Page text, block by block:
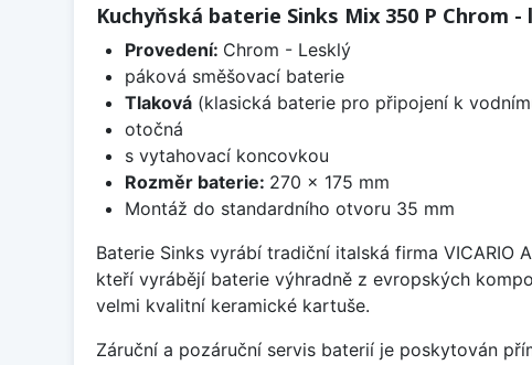
Kuchyňská baterie Sinks Mix 350 P Chrom -
Provedení: Chrom - Lesklý
páková směšovací baterie
Tlaková(klasická baterie pro připojení k
otočná
s vytahovací koncovkou
Rozměr baterie: 270 x 175 mm
Montáž do standardního otvoru 35 mm
Baterie Sinks vyrábí tradiční italská firma VICARIO
kteří vyrábějí baterie výhradně z evropských
velmi kvalitní keramické kartuše.
Záruční a pozáruční servis baterií je poskytován